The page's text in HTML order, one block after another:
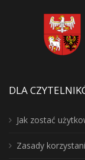
DLA
Jak zostać
Zasady